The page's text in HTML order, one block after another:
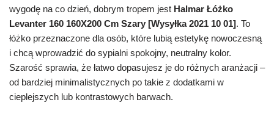
wygodę na co dzień, dobrym tropem jest Halmar Łóżko
Levanter 160 160X200 Cm Szary [Wysyłka 2021 10 01]. To
łóżko przeznaczone dla osób, które lubią estetykę nowoczesną
i chcą wprowadzić do sypialni spokojny, neutralny kolor.
Szarość sprawia, że łatwo dopasujesz je do różnych aranżacji –
od bardziej minimalistycznych po takie z dodatkami w
cieplejszych lub kontrastowych barwach.